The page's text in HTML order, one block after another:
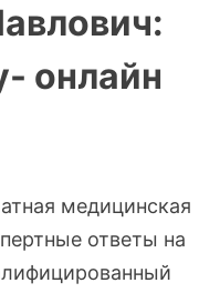
онлайн
медицинская
ответы на